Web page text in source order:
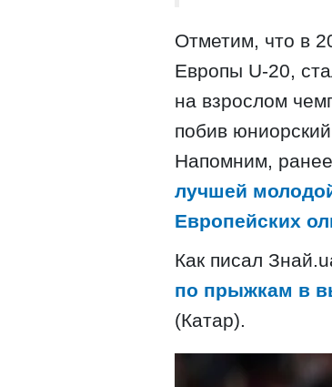
Отметим, что в
Европы U-20,
на взрослом
побив
Напомним, ранее
лучшей
Европейских
Как писал
по прыжкам в
(Катар).